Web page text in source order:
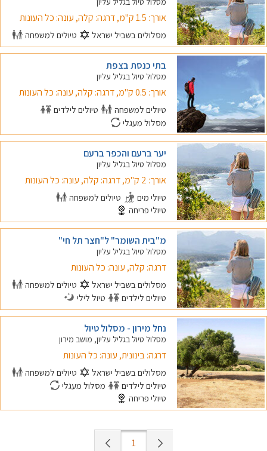
אורך: 1.5 ק"מ, דרגה: קלה, עונה: כל העונות
מסלולים בשביל ישראל טיולים למשפחה
בתי כנסת בצפת
מסלול טיול בגליל עליון
אורך: 0.5 ק"מ, דרגה: קלה, עונה: כל העונות
טיולים למשפחה
טיולים לילדים
מסלול מעגלי
יער ברעם והכפר ברעם
מסלול טיול בגליל עליון
אורך: 2 ק"מ, דרגה: קלה, עונה: כל העונות
טיולי מים
טיולים למשפחה
טיולי פריחה
מ"בית השומר" ל"חצר תל חי"
מסלול טיול בגליל עליון
דרגה: קלה, עונה: כל העונות
מסלולים בשביל ישראל
טיולים למשפחה
טיולים לילדים
טיול לילי
נחל מירון - מסלול טיול
מסלול טיול בגליל עליון, מושב מירון
דרגה: בינונית, עונה: כל העונות
מסלולים בשביל ישראל
טיולים למשפחה
טיולים לילדים
מסלול מעגלי
טיולי פריחה
1